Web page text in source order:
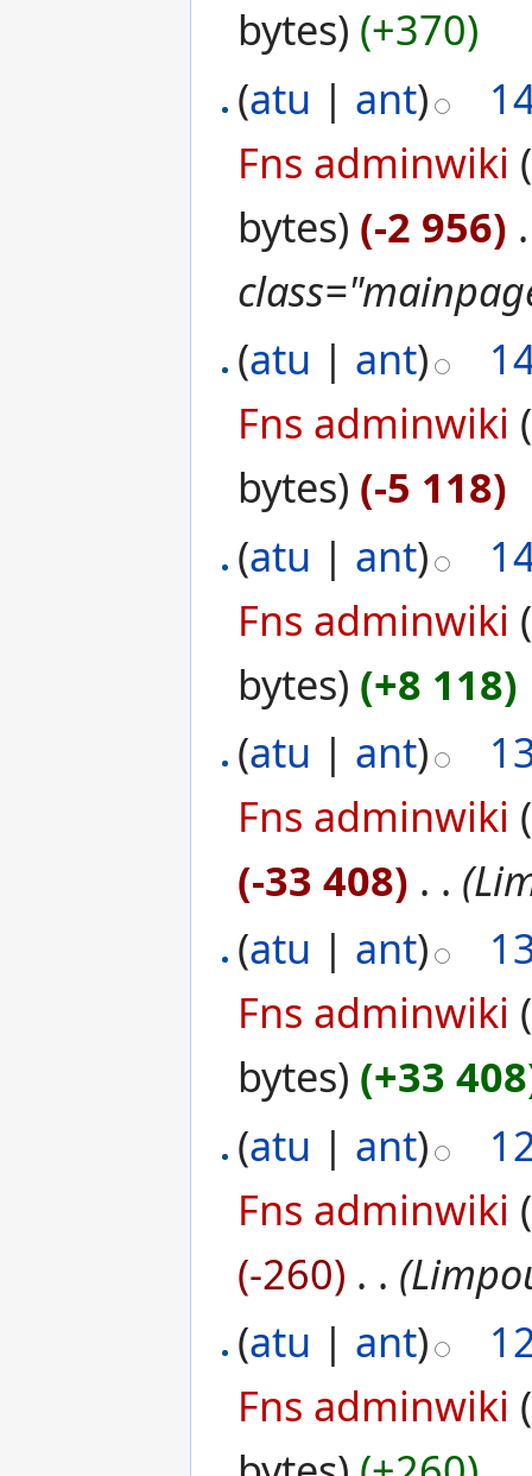
bytes) (+370)
(atu | ant)
Fns adminwiki (
bytes) (-2 956)
(atu | ant)
Fns adminwiki (
bytes) (-5 118)
(atu | ant)
Fns adminwiki (
bytes) (+8 118)
(atu | ant)
Fns adminwiki (
(-33 408) . .
(atu | ant)
Fns adminwiki (
bytes) (+33
(atu | ant)
Fns adminwiki (
(-260) . .
(atu | ant)
Fns adminwiki (